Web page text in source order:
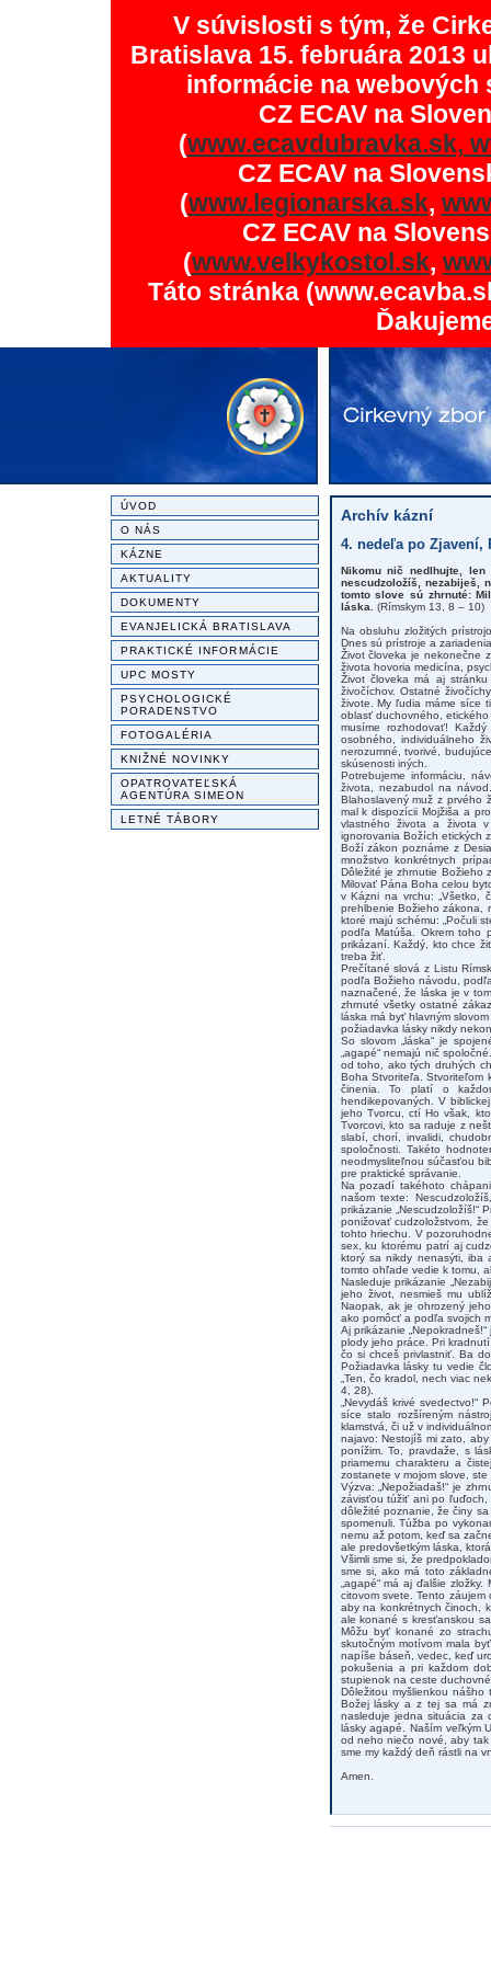
V súvislosti s tým, že
Bratislava 15. februára 2013
informácie na
CZ ECAV na
(www.ecavdubravka.sk,
CZ ECAV na
(www.legionarska.sk,
CZ ECAV na
(www.velkykostol.sk,
Táto stránka
ÚVOD
O NÁS
KÁZNE
AKTUALITY
DOKUMENTY
EVANJELICKÁ BRATISLAVA
PRAKTICKÉ INFORMÁCIE
UPC MOSTY
PSYCHOLOGICKÉ
PORADENSTVO
FOTOGALÉRIA
KNIŽNÉ NOVINKY
OPATROVATEĽSKÁ
AGENTÚRA SIMEON
LETNÉ TÁBORY
Archív kázní
4. nedeľa po Zjavení,
Nikomu nič nedlhujte,
nescudzoložíš, nezabiješ,
tomto slove sú zhrnuté:
láska. (Rímskym 13, 8 – 10)
Na obsluhu zložitých
Dnes sú prístroje a
Život človeka je nekonečne
života hovoria medicína,
Život človeka má aj
živočíchov. Ostatné
živote. My ľudia máme síce
oblasť duchovného,
musíme rozhodovať!
osobného, individuálneho
nerozumné, tvorivé,
skúsenosti iných.
Potrebujeme informáciu,
života, nezabudol na
Blahoslavený muž z prvého
mal k dispozícii Mojžiša a
vlastného života a života
ignorovania Božích etických
Boží zákon poznáme z
množstvo konkrétnych
Dôležité je zhrnutie Božieho
Milovať Pána Boha celou
v Kázni na vrchu: „Všetko,
prehĺbenie Božieho zákona,
ktoré majú schému: „Počuli
podľa Matúša. Okrem toho
prikázaní. Každý, kto chce
treba žiť.
Prečítané slová z Listu
podľa Božieho návodu,
naznačené, že láska je v
zhrnuté všetky ostatné
láska má byť hlavným
požiadavka lásky nikdy
So slovom „láska“ je
„agapé“ nemajú nič
od toho, ako tých druhých
Boha Stvoriteľa. Stvoriteľom
činenia. To platí o
hendikepovaných. V
jeho Tvorcu, ctí Ho však,
Tvorcovi, kto sa raduje z
slabí, chorí, invalidi,
spoločnosti. Takéto
neodmysliteľnou súčasťou
pre praktické správanie.
Na pozadí takéhoto
našom texte:
prikázanie „Nescudzoložíš!“
ponižovať cudzoložstvom,
tohto hriechu. V
sex, ku ktorému patrí aj
ktorý sa nikdy nenasýti, iba
tomto ohľade vedie k tomu,
Nasleduje prikázanie
jeho život, nesmieš mu
Naopak, ak je ohrozený
ako pomôcť a podľa svojich
Aj prikázanie
plody jeho práce. Pri
čo si chceš privlastniť. Ba
Požiadavka lásky tu vedie
„Ten, čo kradol, nech viac
4, 28).
„Nevydáš krivé
síce stalo rozšíreným
klamstvá, či už v
najavo: Nestojíš mi zato,
ponížim. To, pravdaže, s
priamemu charakteru a
zostanete v mojom slove,
Výzva: „Nepožiadaš!“ je
závisťou túžiť ani po ľuďoch,
dôležité poznanie, že činy
spomenuli. Túžba po
nemu až potom, keď sa
ale predovšetkým láska,
Všimli sme si, že
sme si, ako má toto
„agapé“ má aj ďalšie
citovom svete. Tento
aby na konkrétnych činoch,
ale konané s kresťanskou
Môžu byť konané zo
skutočným motívom mala
napíše báseň, vedec, keď
pokušenia a pri každom
stupienok na ceste
Dôležitou myšlienkou
Božej lásky a z tej sa má
nasleduje jedna situácia za
lásky agapé. Naším veľkým
od neho niečo nové, aby
sme my každý deň rástli na
Amen.